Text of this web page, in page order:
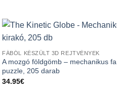
FÁBÓL KÉSZÜLT 3D REJTVÉNYEK
A mozgó földgömb – mechanikus fa
puzzle, 205 darab
34.95€